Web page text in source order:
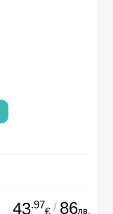
43.97
€ / 86лв.